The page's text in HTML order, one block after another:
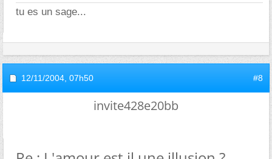
tu es un sage...
12/11/2004, 07h50 #8
invite428e20bb